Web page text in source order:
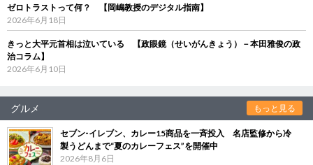
ゼロトラストって何？ 【岡嶋教授のデジタル指南】
2026年6月18日
きっと大平元首相は泣いている 【政眼鏡（せいがんきょう）－本田雅俊の政
治コラム】
2026年6月10日
グルメ もっと見る
セブン‐イレブン、カレー15商品を一斉投入 名店監修から冷
製うどんまで“夏のカレーフェス”を開催中
2026年8月6日